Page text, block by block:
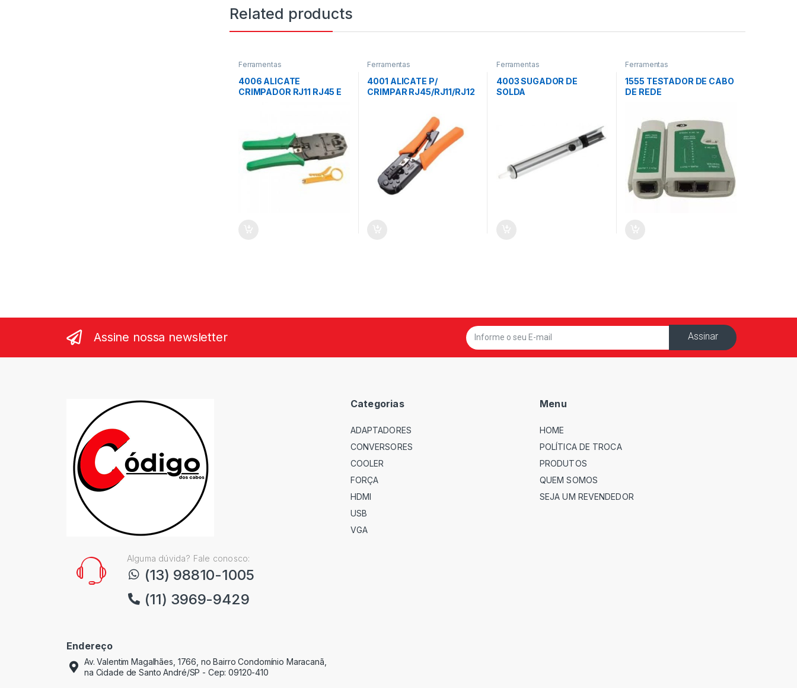
Related products
Ferramentas
4006 ALICATE
CRIMPADOR RJ11 RJ45 E
Ferramentas
4001 ALICATE P/
CRIMPAR RJ45/RJ11/RJ12
Ferramentas
4003 SUGADOR DE
SOLDA
Ferramentas
1555 TESTADOR DE CABO
DE REDE
Assine nossa newsletter Assinar
Alguma dúvida? Fale conosco:
(13) 98810-1005
(11) 3969-9429
Endereço
Av. Valentim Magalhães, 1766, no Bairro Condomínio Maracanã,
na Cidade de Santo André/SP - Cep: 09120-410
Categorias
ADAPTADORES
CONVERSORES
COOLER
FORÇA
HDMI
USB
VGA
Menu
HOME
POLÍTICA DE TROCA
PRODUTOS
QUEM SOMOS
SEJA UM REVENDEDOR